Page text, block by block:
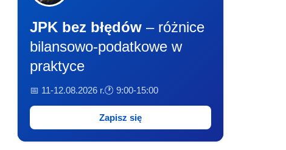
JPK bez błędów – różnice
bilansowo-podatkowe w
praktyce
📅 11-12.08.2026 r.🕐 9:00-15:00
Zapisz się